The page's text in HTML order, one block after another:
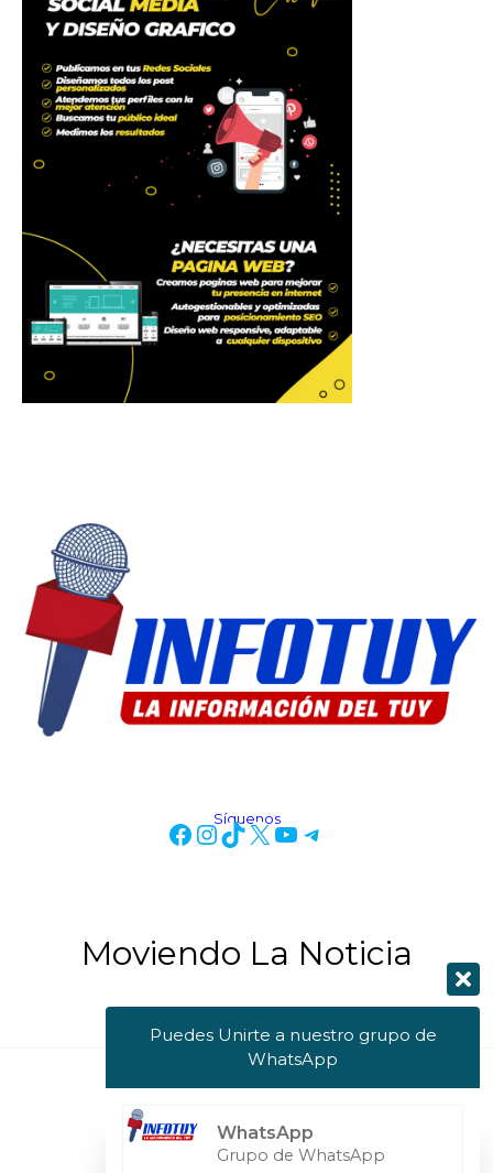
Síguenos
Moviendo La Noticia
Powered by Info Tuy
Puedes Unirte a nuestro grupo de
WhatsApp
WhatsApp
Grupo de WhatsApp